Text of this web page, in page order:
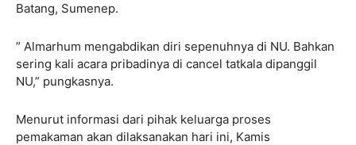
Batang, Sumenep.
” Almarhum mengabdikan diri sepenuhnya di NU. Bahkan
sering kali acara pribadinya di cancel tatkala dipanggil
NU,” pungkasnya.
Menurut informasi dari pihak keluarga proses
pemakaman akan dilaksanakan hari ini, Kamis